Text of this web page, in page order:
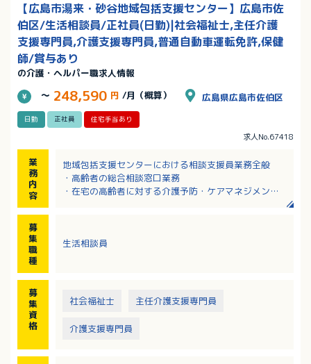
【広島市湯来・砂谷地域包括支援センター】広島市佐
伯区/生活相談員/正社員(日勤)|社会福祉士,主任介護
支援専門員,介護支援専門員,普通自動車運転免許,保健
師/賞与あり
の介護・ヘルパー職求人情報
～ 248,590 円 /月（概算） 広島県広島市佐伯区
日勤 正社員 住宅手当あり
求人No.67418
業
務
内
容
地域包括支援センターにおける相談支援員業務全般
・高齢者の総合相談窓口業務
・在宅の高齢者に対する介護予防・ケアマネジメント
谷・大字和田）
募
集
職
種
生活相談員
募
集
資
格
社会福祉士 主任介護支援専門員
介護支援専門員